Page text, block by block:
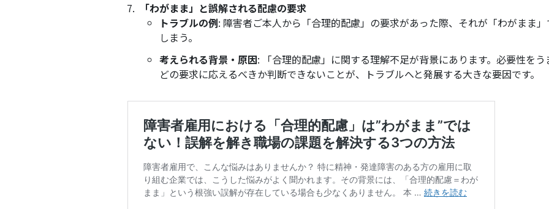
「わがまま」と誤解される配慮の要求
トラブルの例: 障害者ご本人から「合理的配慮」の要求があった際、それが「わがまま
しまう。
考えられる背景・原因: 「合理的配慮」に関する理解不足が背景にあります。必要性を
どの要求に応えるべきか判断できないことが、トラブルへと発展する大きな要因です。